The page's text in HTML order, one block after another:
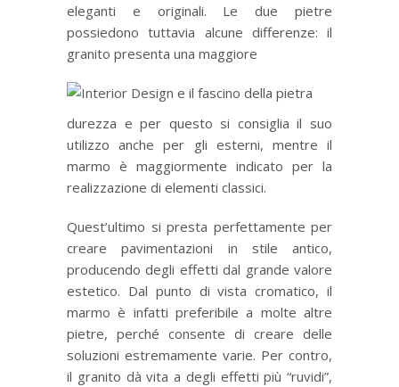
eleganti e originali. Le due pietre
possiedono tuttavia alcune differenze: il
granito presenta una maggiore
durezza e per questo si consiglia il suo
utilizzo anche per gli esterni, mentre il
marmo è maggiormente indicato per la
realizzazione di elementi classici.
Quest’ultimo si presta perfettamente per
creare pavimentazioni in stile antico,
producendo degli effetti dal grande valore
estetico. Dal punto di vista cromatico, il
marmo è infatti preferibile a molte altre
pietre, perché consente di creare delle
soluzioni estremamente varie. Per contro,
il granito dà vita a degli effetti più “ruvidi”,